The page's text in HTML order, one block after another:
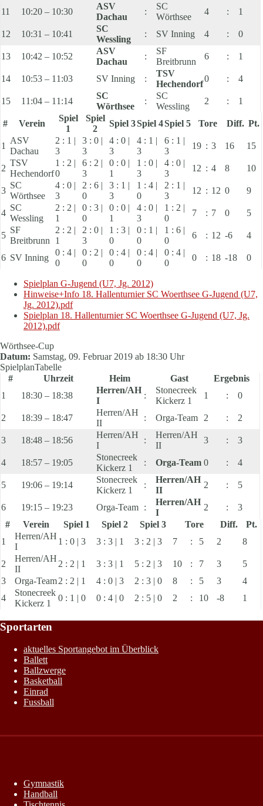
11 10:20 – 10:30
ASV
Dachau
:
SC
Wörthsee
4 : 1
12 10:31 – 10:41
SC
Wessling
: SV Inning 4 : 0
13 10:42 – 10:52
ASV
Dachau
:
SF
Breitbrunn
6 : 1
14 10:53 – 11:03 SV Inning :
TSV
Hechendorf
0 : 4
15 11:04 – 11:14
SC
Wörthsee
:
SC
Wessling
2 : 1
# Verein
Spiel
1
Spiel
2
Spiel 3Spiel 4Spiel 5 Tore Diff. Pt.
1
ASV
Dachau
2 : 1 |
3
3 : 0 |
3
4 : 0 |
3
4 : 1 |
3
6 : 1 |
3
19 : 3 16 15
2
TSV
Hechendorf
1 : 2 |
0
6 : 2 |
3
0 : 0 |
1
1 : 0 |
3
4 : 0 |
3
12 : 4 8 10
3
SC
Wörthsee
4 : 0 |
3
2 : 6 |
0
3 : 1 |
3
1 : 4 |
0
2 : 1 |
3
12 : 12 0 9
4
SC
Wessling
2 : 2 |
1
0 : 3 |
0
0 : 0 |
1
4 : 0 |
3
1 : 2 |
0
7 : 7 0 5
5
SF
Breitbrunn
2 : 2 |
1
2 : 0 |
3
1 : 3 |
0
0 : 1 |
0
1 : 6 |
0
6 : 12 -6 4
6 SV Inning
0 : 4 |
0
0 : 2 |
0
0 : 4 |
0
0 : 4 |
0
0 : 4 |
0
0 : 18 -18 0
Spielplan G-Jugend (U7, Jg. 2012)
Hinweise+Info 18. Hallenturnier SC Woerthsee G-Jugend (U7,
Jg. 2012).pdf
Spielplan 18. Hallenturnier SC Woerthsee G-Jugend (U7, Jg.
2012).pdf
Wörthsee-Cup
Datum: Samstag, 09. Februar 2019 ab 18:30 Uhr
SpielplanTabelle
#
Uhrzeit Heim Gast
Ergebnis
1
18:30 – 18:38
Herren/AH
I
:
Stonecreek
Kickerz 1
1 : 0
2 18:39 – 18:47
Herren/AH
II
: Orga-Team 2 : 2
3 18:48 – 18:56
Herren/AH
I
:
Herren/AH
II
3 : 3
4 18:57 – 19:05
Stonecreek
Kickerz 1
: Orga-Team 0 : 4
5 19:06 – 19:14
Stonecreek
Kickerz 1
:
Herren/AH
II
2 : 5
6 19:15 – 19:23 Orga-Team :
Herren/AH
I
2 :
3
#
Verein Spiel 1 Spiel 2 Spiel 3 Tore Diff.
Pt.
1
Herren/AH
I
1 : 0 | 3 3 : 3 | 1 3 : 2 | 3 7 : 5 2 8
2
Herren/AH
II
2 : 2 | 1 3 : 3 | 1 5 : 2 | 3 10 : 7 3
5
3
Orga-Team2 : 2 | 1 4 : 0 | 3 2 : 3 | 0 8 : 5 3
4
4
Stonecreek
Kickerz 1
0 : 1 | 0 0 : 4 | 0 2 : 5 | 0 2 : 10 -8 1
Sportarten
aktuelles Sportangebot im Überblick
Ballett
Ballzwerge
Basketball
Einrad
Fussball
Gymnastik
Handball